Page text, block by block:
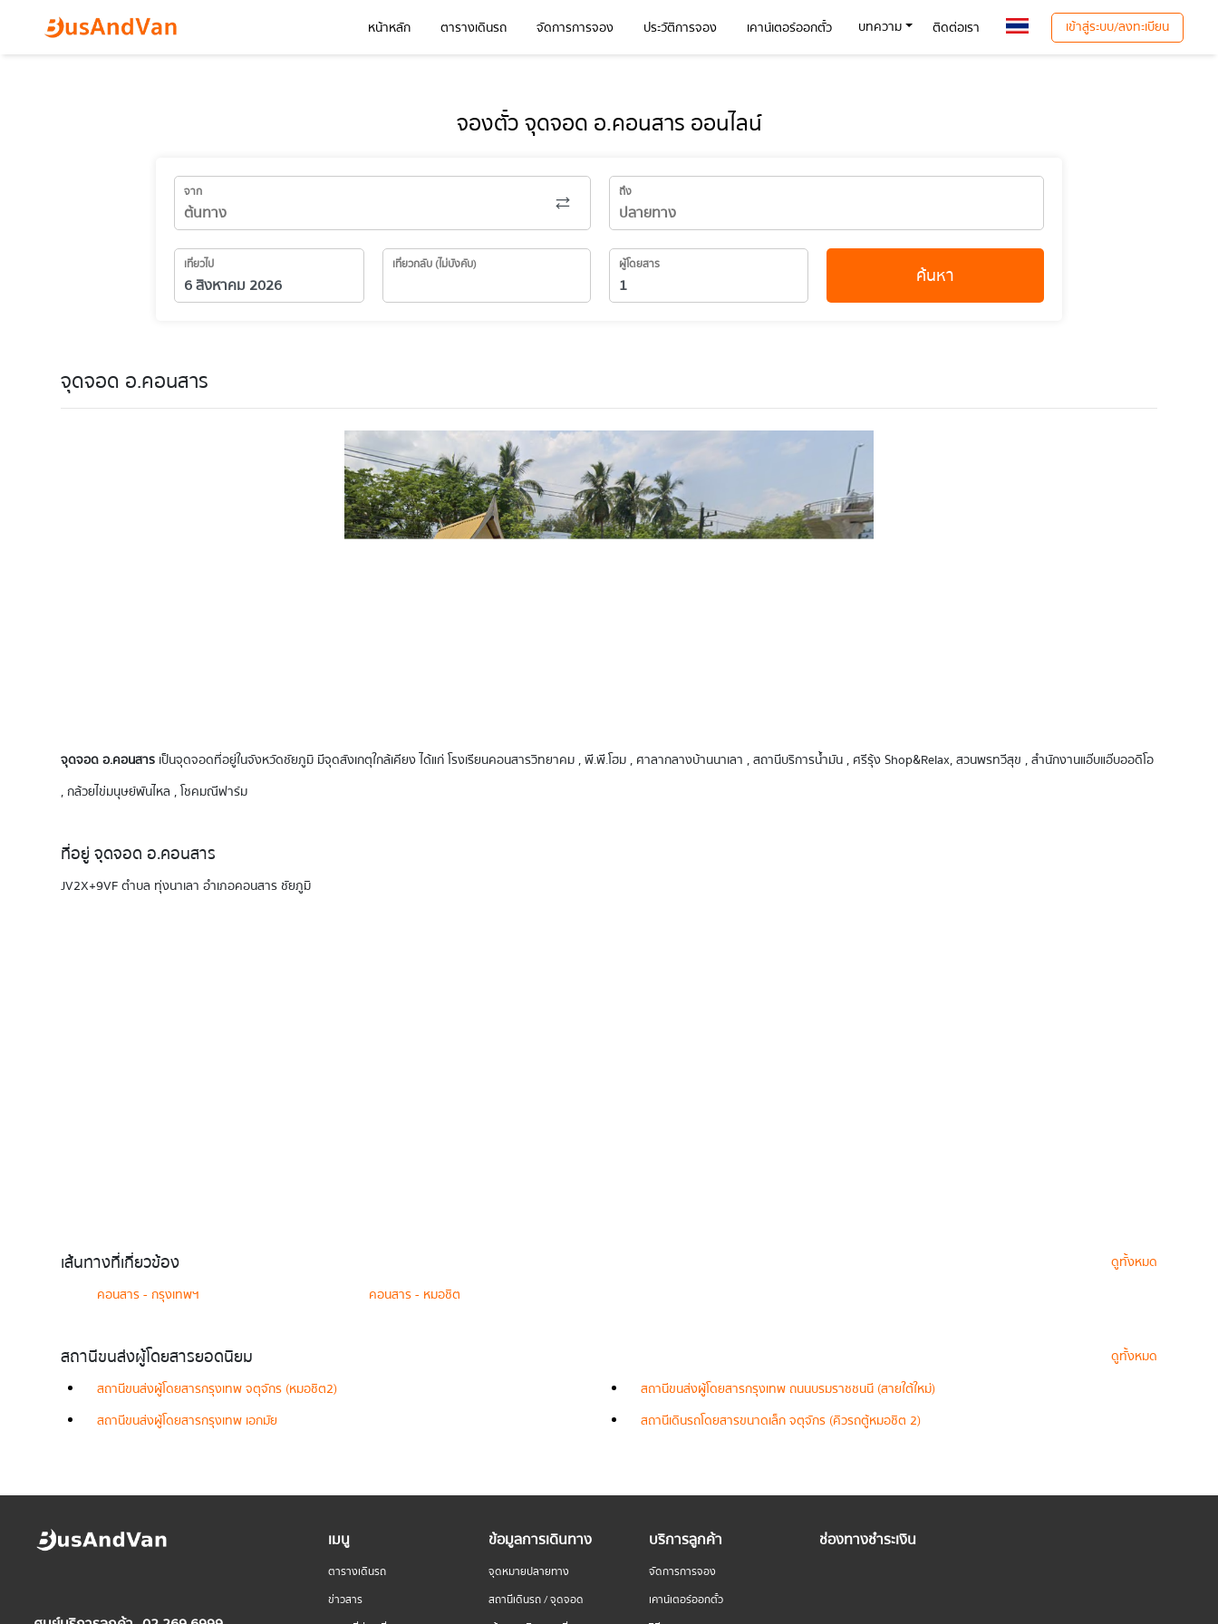
หน้าหลัก ตารางเดินรถ จัดการการจอง ประวัติการจอง เคาน์เตอร์ออกตั๋ว บทความ ติดต่อเรา เข้าสู่ระบบ/ลงทะเบียน
จองตั๋ว จุดจอด อ.คอนสาร ออนไลน์
จาก ถึง
เที่ยวไป เที่ยวกลับ (ไม่บังคับ) ผู้โดยสาร ค้นหา
จุดจอด อ.คอนสาร
จุดจอด อ.คอนสาร เป็นจุดจอดที่อยู่ในจังหวัดชัยภูมิ มีจุดสังเกตุใกล้เคียง ได้แก่ โรงเรียนคอนสารวิทยาคม , พี.พี.โฮม , ศาลากลางบ้านนาเลา , สถานีบริการน้ำมัน , ศรีรุ้ง Shop&Relax, สวนพรทวีสุข , สำนักงานแอ๊บแอ๊บออดิโอ
, กล้วยไข่มนุษย์พันไหล , โชคมณีฟาร์ม
ที่อยู่ จุดจอด อ.คอนสาร
JV2X+9VF ตำบล ทุ่งนาเลา อำเภอคอนสาร ชัยภูมิ
เส้นทางที่เกี่ยวข้อง
ดูทั้งหมด
คอนสาร - กรุงเทพฯ
คอนสาร - หมอชิต
สถานีขนส่งผู้โดยสารยอดนิยม
ดูทั้งหมด
สถานีขนส่งผู้โดยสารกรุงเทพ จตุจักร (หมอชิต2)
สถานีขนส่งผู้โดยสารกรุงเทพ ถนนบรมราชชนนี (สายใต้ใหม่)
สถานีขนส่งผู้โดยสารกรุงเทพ เอกมัย
สถานีเดินรถโดยสารขนาดเล็ก จตุจักร (คิวรถตู้หมอชิต 2)
เมนู
ตารางเดินรถ
ข่าวสาร
ข้อมูลการเดินทาง
จุดหมายปลายทาง
สถานีเดินรถ / จุดจอด
บริการลูกค้า
จัดการการจอง
เคาน์เตอร์ออกตั๋ว
ช่องทางชำระเงิน